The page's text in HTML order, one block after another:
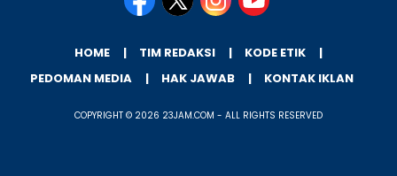
HOME TIM REDAKSI
KODE ETIK
PEDOMAN MEDIA
HAK JAWAB KONTAK IKLAN
COPYRIGHT © 2026 23JAM.COM - ALL RIGHTS RESERVED